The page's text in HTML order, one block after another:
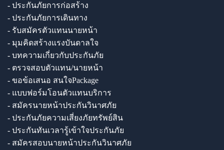
- ประกันภัยการก่อสร้าง
- ประกันภัยการเดินทาง
- รับสมัครตัวแทนนายหน้า
- มุมคิดสร้างแรงบันดาลใจ
- บทความเกี่ยวกับประกันภัย
- ตรวจสอบตัวแทน/นายหน้า
- ขอข้อเสนอ สนใจPackage
- แบบฟอร์มโอนตัวแทนบริการ
- สมัครนายหน้าประกันวินาศภัย
- ประกันภัยความเสี่ยงภัยทรัพย์สิน
- ประกันทันเวลารู้เข้าใจประกันภัย
- สมัครสอบนายหน้าประกันวินาศภัย